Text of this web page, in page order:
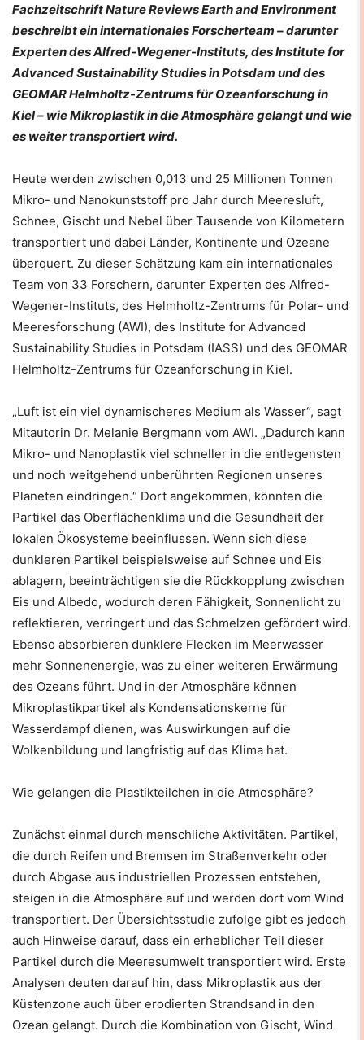
Fachzeitschrift Nature Reviews Earth and Environment
beschreibt ein internationales Forscherteam – darunter
Experten des Alfred-Wegener-Instituts, des Institute for
Advanced Sustainability Studies in Potsdam und des
GEOMAR Helmholtz-Zentrums für Ozeanforschung in
Kiel – wie Mikroplastik in die Atmosphäre gelangt und wie
es weiter transportiert wird.
Heute werden zwischen 0,013 und 25 Millionen Tonnen
Mikro- und Nanokunststoff pro Jahr durch Meeresluft,
Schnee, Gischt und Nebel über Tausende von Kilometern
transportiert und dabei Länder, Kontinente und Ozeane
überquert. Zu dieser Schätzung kam ein internationales
Team von 33 Forschern, darunter Experten des Alfred-
Wegener-Instituts, des Helmholtz-Zentrums für Polar- und
Meeresforschung (AWI), des Institute for Advanced
Sustainability Studies in Potsdam (IASS) und des GEOMAR
Helmholtz-Zentrums für Ozeanforschung in Kiel.
„Luft ist ein viel dynamischeres Medium als Wasser“, sagt
Mitautorin Dr. Melanie Bergmann vom AWI. „Dadurch kann
Mikro- und Nanoplastik viel schneller in die entlegensten
und noch weitgehend unberührten Regionen unseres
Planeten eindringen.“ Dort angekommen, könnten die
Partikel das Oberflächenklima und die Gesundheit der
lokalen Ökosysteme beeinflussen. Wenn sich diese
dunkleren Partikel beispielsweise auf Schnee und Eis
ablagern, beeinträchtigen sie die Rückkopplung zwischen
Eis und Albedo, wodurch deren Fähigkeit, Sonnenlicht zu
reflektieren, verringert und das Schmelzen gefördert wird.
Ebenso absorbieren dunklere Flecken im Meerwasser
mehr Sonnenenergie, was zu einer weiteren Erwärmung
des Ozeans führt. Und in der Atmosphäre können
Mikroplastikpartikel als Kondensationskerne für
Wasserdampf dienen, was Auswirkungen auf die
Wolkenbildung und langfristig auf das Klima hat.
Wie gelangen die Plastikteilchen in die Atmosphäre?
Zunächst einmal durch menschliche Aktivitäten. Partikel,
die durch Reifen und Bremsen im Straßenverkehr oder
durch Abgase aus industriellen Prozessen entstehen,
steigen in die Atmosphäre auf und werden dort vom Wind
transportiert. Der Übersichtsstudie zufolge gibt es jedoch
auch Hinweise darauf, dass ein erheblicher Teil dieser
Partikel durch die Meeresumwelt transportiert wird. Erste
Analysen deuten darauf hin, dass Mikroplastik aus der
Küstenzone auch über erodierten Strandsand in den
Ozean gelangt. Durch die Kombination von Gischt, Wind